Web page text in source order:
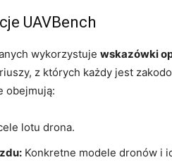
UAVBench
wykorzystuje wskazówki
z których każdy jest
obejmują:
lotu drona.
Konkretne modele dronów i